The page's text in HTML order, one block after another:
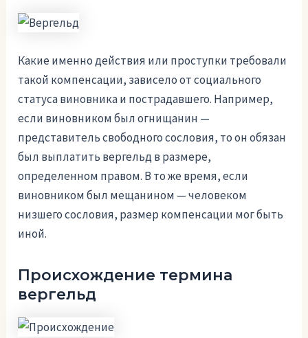
Какие именно действия или проступки требовали
такой компенсации, зависело от социального
статуса виновника и пострадавшего. Например,
если виновником был огнищанин —
представитель свободного сословия, то он обязан
был выплатить вергельд в размере,
определенном правом. В то же время, если
виновником был мещанином — человеком
низшего сословия, размер компенсации мог быть
иной.
Происхождение термина
вергельд